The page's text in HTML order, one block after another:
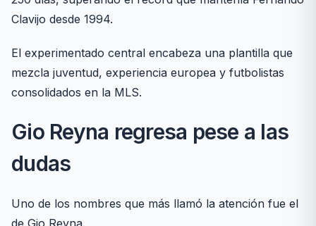
Clavijo desde 1994.
El experimentado central encabeza una plantilla que
mezcla juventud, experiencia europea y futbolistas
consolidados en la MLS.
Gio Reyna regresa pese a las
dudas
Uno de los nombres que más llamó la atención fue el